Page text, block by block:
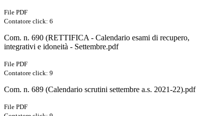
File PDF
Contatore click: 6
Com. n. 690 (RETTIFICA - Calendario esami di recupero,
integrativi e idoneità - Settembre.pdf
File PDF
Contatore click: 9
Com. n. 689 (Calendario scrutini settembre a.s. 2021-22).pdf
File PDF